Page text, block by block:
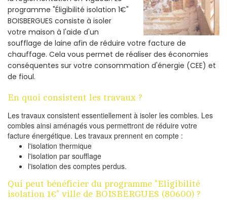
programme "Éligibilité isolation 1€"
BOISBERGUES consiste à isoler
votre maison à l'aide d'un
soufflage de laine afin de réduire votre facture de
chauffage. Cela vous permet de réaliser des économies
conséquentes sur votre consommation d'énergie (CEE) et
de fioul.
En quoi consistent les travaux ?
Les travaux consistent essentiellement à isoler les combles. Les
combles ainsi aménagés vous permettront de réduire votre
facture énergétique. Les travaux prennent en compte :
l'isolation thermique
l'isolation par soufflage
l'isolation des comptes perdus.
Qui peut bénéficier du programme "Eligibilité
isolation 1€" ville de BOISBERGUES (80600) ?